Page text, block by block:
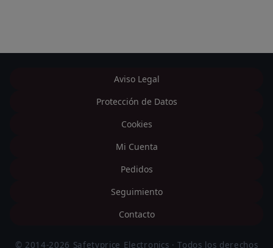
Aviso Legal
Protección de Datos
Cookies
Mi Cuenta
Pedidos
Seguimiento
Contacto
© 2014-2026 Safetyprice Electronics · Todos los derechos